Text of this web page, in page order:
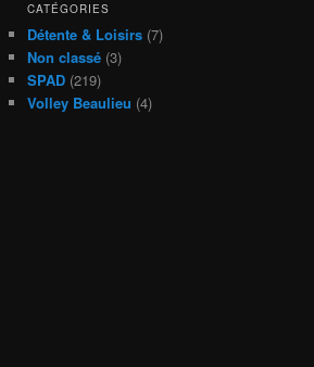
CATÉGORIES
Détente & Loisirs (7)
Non classé (3)
SPAD (219)
Volley Beaulieu (4)